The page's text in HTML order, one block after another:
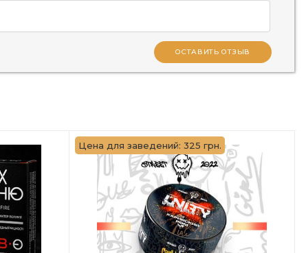
ОСТАВИТЬ ОТЗЫВ
Цена для заведений: 325 грн.